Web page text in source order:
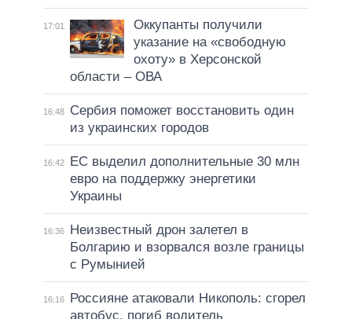
17:01
Оккупанты получили
указание на «свободную
охоту» в Херсонской
области – ОВА
16:48
Сербия поможет восстановить один
из украинских городов
16:42
ЕС выделил дополнительные 30 млн
евро на поддержку энергетики
Украины
16:36
Неизвестный дрон залетел в
Болгарию и взорвался возле границы
с Румынией
16:16
Россияне атаковали Никополь: сгорел
автобус, погиб водитель